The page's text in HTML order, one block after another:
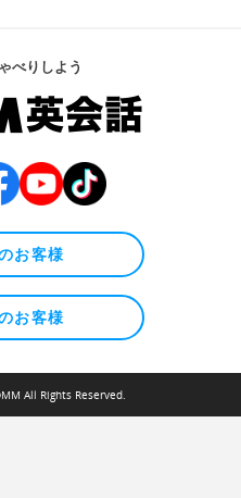
べりしよう
お客様
お客様
All Rights Reserved.